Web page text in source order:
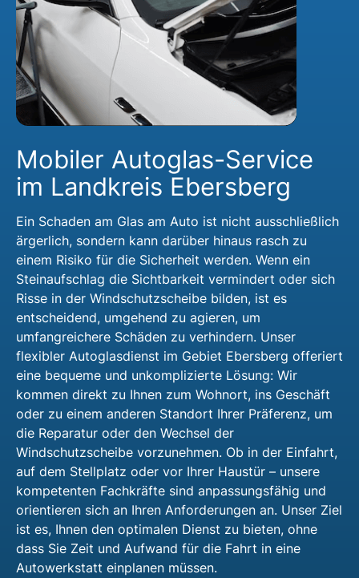
Mobiler Autoglas-Service
im Landkreis Ebersberg
Ein Schaden am Glas am Auto ist nicht ausschließlich
ärgerlich, sondern kann darüber hinaus rasch zu
einem Risiko für die Sicherheit werden. Wenn ein
Steinaufschlag die Sichtbarkeit vermindert oder sich
Risse in der Windschutzscheibe bilden, ist es
entscheidend, umgehend zu agieren, um
umfangreichere Schäden zu verhindern. Unser
flexibler Autoglasdienst im Gebiet Ebersberg offeriert
eine bequeme und unkomplizierte Lösung: Wir
kommen direkt zu Ihnen zum Wohnort, ins Geschäft
oder zu einem anderen Standort Ihrer Präferenz, um
die Reparatur oder den Wechsel der
Windschutzscheibe vorzunehmen. Ob in der Einfahrt,
auf dem Stellplatz oder vor Ihrer Haustür – unsere
kompetenten Fachkräfte sind anpassungsfähig und
orientieren sich an Ihren Anforderungen an. Unser Ziel
ist es, Ihnen den optimalen Dienst zu bieten, ohne
dass Sie Zeit und Aufwand für die Fahrt in eine
Autowerkstatt einplanen müssen.